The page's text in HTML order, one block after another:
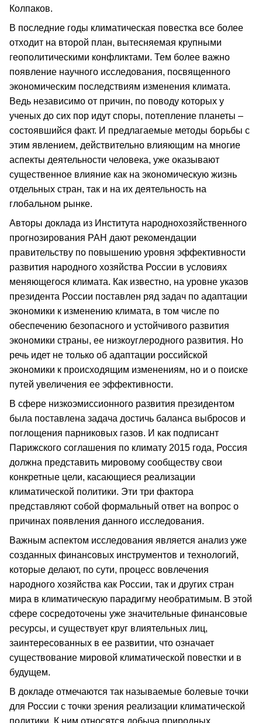
Колпаков.
В последние годы климатическая повестка все более
отходит на второй план, вытесняемая крупными
геополитическими конфликтами. Тем более важно
появление научного исследования, посвященного
экономическим последствиям изменения климата.
Ведь независимо от причин, по поводу которых у
ученых до сих пор идут споры, потепление планеты –
состоявшийся факт. И предлагаемые методы борьбы с
этим явлением, действительно влияющим на многие
аспекты деятельности человека, уже оказывают
существенное влияние как на экономическую жизнь
отдельных стран, так и на их деятельность на
глобальном рынке.
Авторы доклада из Института народнохозяйственного
прогнозирования РАН дают рекомендации
правительству по повышению уровня эффективности
развития народного хозяйства России в условиях
меняющегося климата. Как известно, на уровне указов
президента России поставлен ряд задач по адаптации
экономики к изменению климата, в том числе по
обеспечению безопасного и устойчивого развития
экономики страны, ее низкоуглеродного развития. Но
речь идет не только об адаптации российской
экономики к происходящим изменениям, но и о поиске
путей увеличения ее эффективности.
В сфере низкоэмиссионного развития президентом
была поставлена задача достичь баланса выбросов и
поглощения парниковых газов. И как подписант
Парижского соглашения по климату 2015 года, Россия
должна представить мировому сообществу свои
конкретные цели, касающиеся реализации
климатической политики. Эти три фактора
представляют собой формальный ответ на вопрос о
причинах появления данного исследования.
Важным аспектом исследования является анализ уже
созданных финансовых инструментов и технологий,
которые делают, по сути, процесс вовлечения
народного хозяйства как России, так и других стран
мира в климатическую парадигму необратимым. В этой
сфере сосредоточены уже значительные финансовые
ресурсы, и существует круг влиятельных лиц,
заинтересованных в ее развитии, что означает
существование мировой климатической повестки и в
будущем.
В докладе отмечаются так называемые болевые точки
для России с точки зрения реализации климатической